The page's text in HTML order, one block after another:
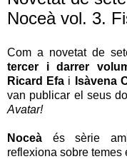
Noceà vol. 3.
Com a novetat de
tercer i darrer
Ricard Efa i Isàvena
van publicar el seus
Avatar!
Noceà és sèrie
reflexiona sobre